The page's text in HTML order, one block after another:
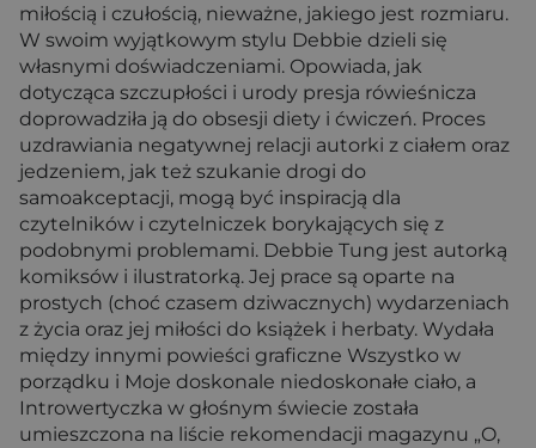
miłością i czułością, nieważne, jakiego jest rozmiaru.
W swoim wyjątkowym stylu Debbie dzieli się
własnymi doświadczeniami. Opowiada, jak
dotycząca szczupłości i urody presja rówieśnicza
doprowadziła ją do obsesji diety i ćwiczeń. Proces
uzdrawiania negatywnej relacji autorki z ciałem oraz
jedzeniem, jak też szukanie drogi do
samoakceptacji, mogą być inspiracją dla
czytelników i czytelniczek borykających się z
podobnymi problemami. Debbie Tung jest autorką
komiksów i ilustratorką. Jej prace są oparte na
prostych (choć czasem dziwacznych) wydarzeniach
z życia oraz jej miłości do książek i herbaty. Wydała
między innymi powieści graficzne Wszystko w
porządku i Moje doskonale niedoskonałe ciało, a
Introwertyczka w głośnym świecie została
umieszczona na liście rekomendacji magazynu „O,